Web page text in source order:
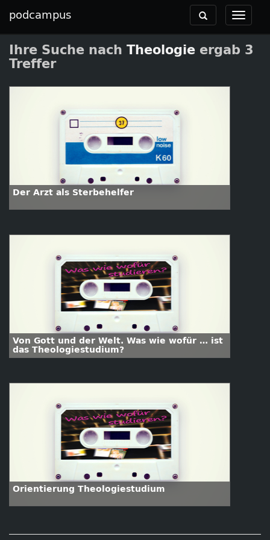
podcampus
Toggle
Toggle
navigation
Ihre Suche nach Theologie ergab 3
Treffer
Der Arzt als Sterbehelfer
Von Gott und der Welt. Was wie wofür … ist
das Theologiestudium?
Orientierung Theologiestudium